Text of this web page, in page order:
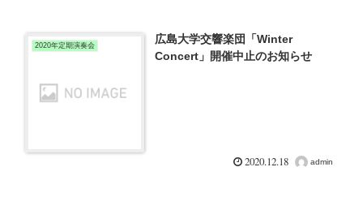
2020年定期演奏会
広島大学交響楽団「Winter
Concert」開催中止のお知らせ
2020.12.18 admin